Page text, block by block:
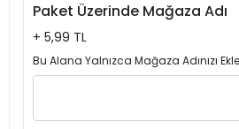
Paket Üzerinde Mağaza Adı
+ 5,99 TL
Bu Alana Yalnızca Mağaza Adınızı